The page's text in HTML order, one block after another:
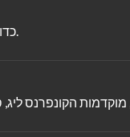
כדורגל. באיירן מינכן - אסטון וילה, משחק הכנה. אלופת גרמניה מול מחזיקת הליגה האירופית בניסוי כלים מסקרן לקראת עונת 2026/27. (שח).